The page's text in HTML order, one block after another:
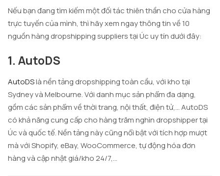
Nếu bạn đang tìm kiếm một đối tác thiên thần cho cửa hàng
trực tuyến của mình, thì hãy xem ngay thông tin về 10
nguồn hàng dropshipping suppliers tại Úc uy tín dưới đây:
1. AutoDS
AutoDSlà nền tảng dropshipping toàn cầu, với kho tại
Sydney và Melbourne. Với danh mục sản phẩm đa dạng,
gồm các sản phẩm về thời trang, nội thất, điện tử,… AutoDS
có khả năng cung cấp cho hàng trăm nghìn dropshipper tại
Úc và quốc tế. Nền tảng này cũng nổi bật với tích hợp mượt
mà với Shopify, eBay, WooCommerce, tự động hóa đơn
hàng và cập nhật giá/kho 24/7,…